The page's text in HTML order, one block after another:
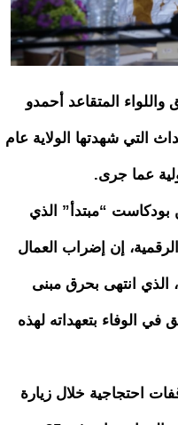
المتقاعد أحمدو
التي شهدتها الولاية عام
بودكاست “مبتدأ” الذي
24 ومنصاتها الرقمية، إن إضراب العمال
الذي انتهى بحرق مبنى
في الوفاء بتعهداته لهذه
احتجاجية خلال زيارة